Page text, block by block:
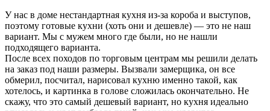
У нас в доме нестандартная кухня из-за короба и выступов,
поэтому готовые кухни (хоть они и дешевле) — это не наш
вариант. Мы с мужем много где были, но не нашли
подходящего варианта.
После всех походов по торговым центрам мы решили делать
на заказ под наши размеры. Вызвали замерщика, он все
обмерил, посчитал, нарисовал кухню именно такой, как
хотелось, и картинка в голове сложилась окончательно. Не
скажу, что это самый дешевый вариант, но кухня идеально